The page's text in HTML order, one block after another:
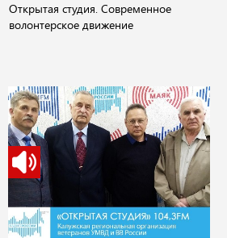
Открытая студия. Современное
волонтерское движение